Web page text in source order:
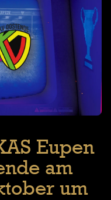
Eupen
am
um